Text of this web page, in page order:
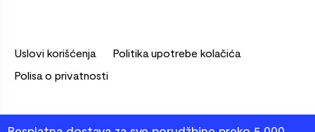
Uslovi korišćenja
Politika upotrebe kolačića
Polisa o privatnosti
© 2026 Malo. Sva prava zadržana.